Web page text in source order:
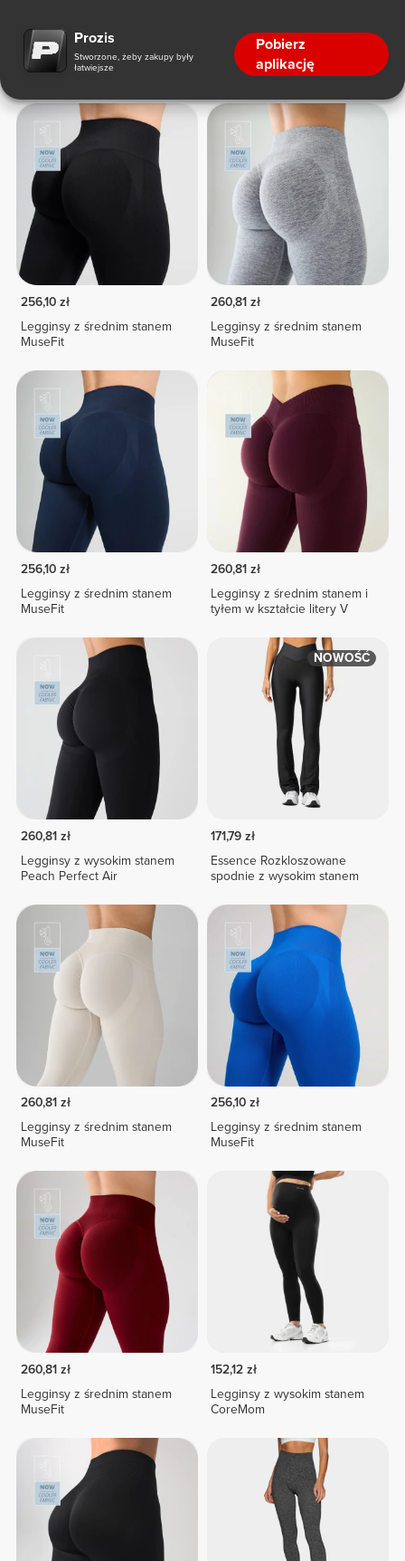
Prozis
Stworzone, żeby zakupy były
łatwiejsze
Pobierz
aplikację
Legginsy
256,10 zł
Legginsy z średnim stanem
MuseFit
260,81 zł
Legginsy z średnim stanem
MuseFit
256,10 zł
Legginsy z średnim stanem
MuseFit
260,81 zł
Legginsy z średnim stanem i
tyłem w kształcie litery V
260,81 zł
Legginsy z wysokim stanem
Peach Perfect Air
NOWOŚĆ
171,79 zł
Essence Rozkloszowane
spodnie z wysokim stanem
260,81 zł
Legginsy z średnim stanem
MuseFit
256,10 zł
Legginsy z średnim stanem
MuseFit
260,81 zł
Legginsy z średnim stanem
MuseFit
152,12 zł
Legginsy z wysokim stanem
CoreMom